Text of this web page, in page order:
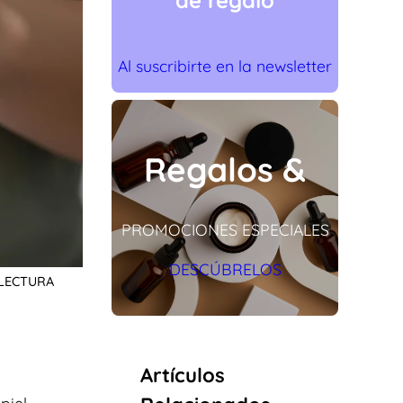
Al suscribirte en la newsletter
Regalos &
PROMOCIONES ESPECIALES
DESCÚBRELOS
Artículos